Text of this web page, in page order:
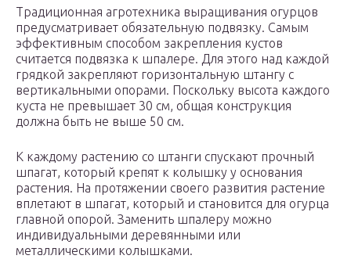
Традиционная агротехника выращивания огурцов
предусматривает обязательную подвязку. Самым
эффективным способом закрепления кустов
считается подвязка к шпалере. Для этого над каждой
грядкой закрепляют горизонтальную штангу с
вертикальными опорами. Поскольку высота каждого
куста не превышает 30 см, общая конструкция
должна быть не выше 50 см.
К каждому растению со штанги спускают прочный
шпагат, который крепят к колышку у основания
растения. На протяжении своего развития растение
вплетают в шпагат, который и становится для огурца
главной опорой. Заменить шпалеру можно
индивидуальными деревянными или
металлическими колышками.